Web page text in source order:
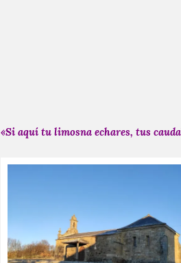
«Si aquí tu limosna echares, tus